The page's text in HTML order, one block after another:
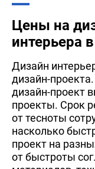
Цены на
интерьера
Дизайн
дизайн-
дизайн-проект
проекты. Срок
от тесноты
насколько
проект на
от быстроты